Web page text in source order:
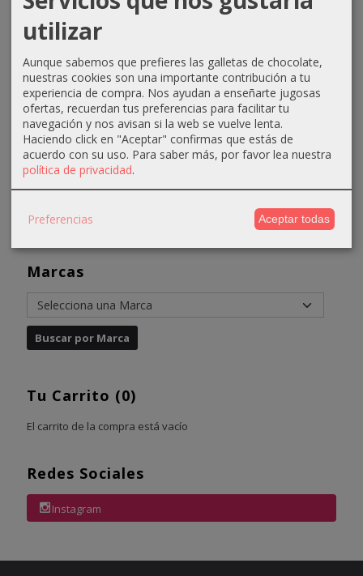
Marcas
Tu Carrito (0)
El carrito de la compra está vacío
Redes Sociales
Instagram
Cepillo
Hysoki
2,95 €
4,95 €
Techline
1000ml
40...
2,90 €
4,90 €
N4.20
Mora
60ml...
4,31 €
6,61 €
White
Anea...
utilizar
Aunque sabemos que prefieres las galletas de chocolate,
nuestras cookies son una importante contribución a tu
experiencia de compra. Nos ayudan a enseñarte jugosas
ofertas, recuerdan tus preferencias para facilitar tu
navegación y nos avisan si la web se vuelve lenta.
Haciendo click en "Aceptar" confirmas que estás de
acuerdo con su uso. Para saber más, por favor lea nuestra
política de privacidad.
Preferencias Aceptar todas